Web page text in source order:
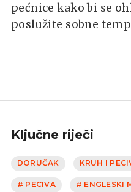
pećnice kako bi se
poslužite sobne
Ključne riječi
DORUČAK KRUH I
# PECIVA # ENGLESKI